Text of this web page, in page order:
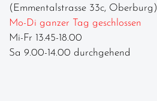
(Emmentalstrasse 33c, Oberburg)
Mo-Di ganzer Tag geschlossen
Mi-Fr 13.45-18.00
Sa 9.00-14.00 durchgehend